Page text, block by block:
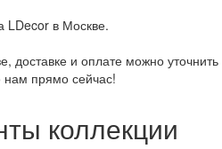
LDecor в Москве.
доставке и оплате можно уточнить
прямо сейчас!
коллекции